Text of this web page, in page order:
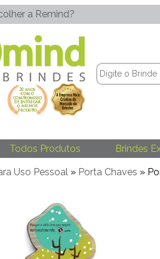
a Remind?
Todos Produtos Brindes
Uso Pessoal » Porta Chaves »